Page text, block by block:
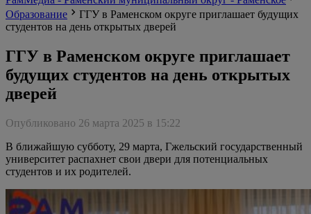
Образование
ГГУ в Раменском округе приглашает будущих
студентов на день открытых дверей
ГГУ в Раменском округе приглашает
будущих студентов на день открытых
дверей
Опубликовано 26 марта 2025 в 15:22
В ближайшую субботу, 29 марта, Гжельский государственный
университет распахнет свои двери для потенциальных
студентов и их родителей.